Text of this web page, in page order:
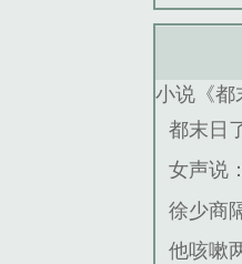
小说《都
都末日
女声说
徐少商
他咳嗽